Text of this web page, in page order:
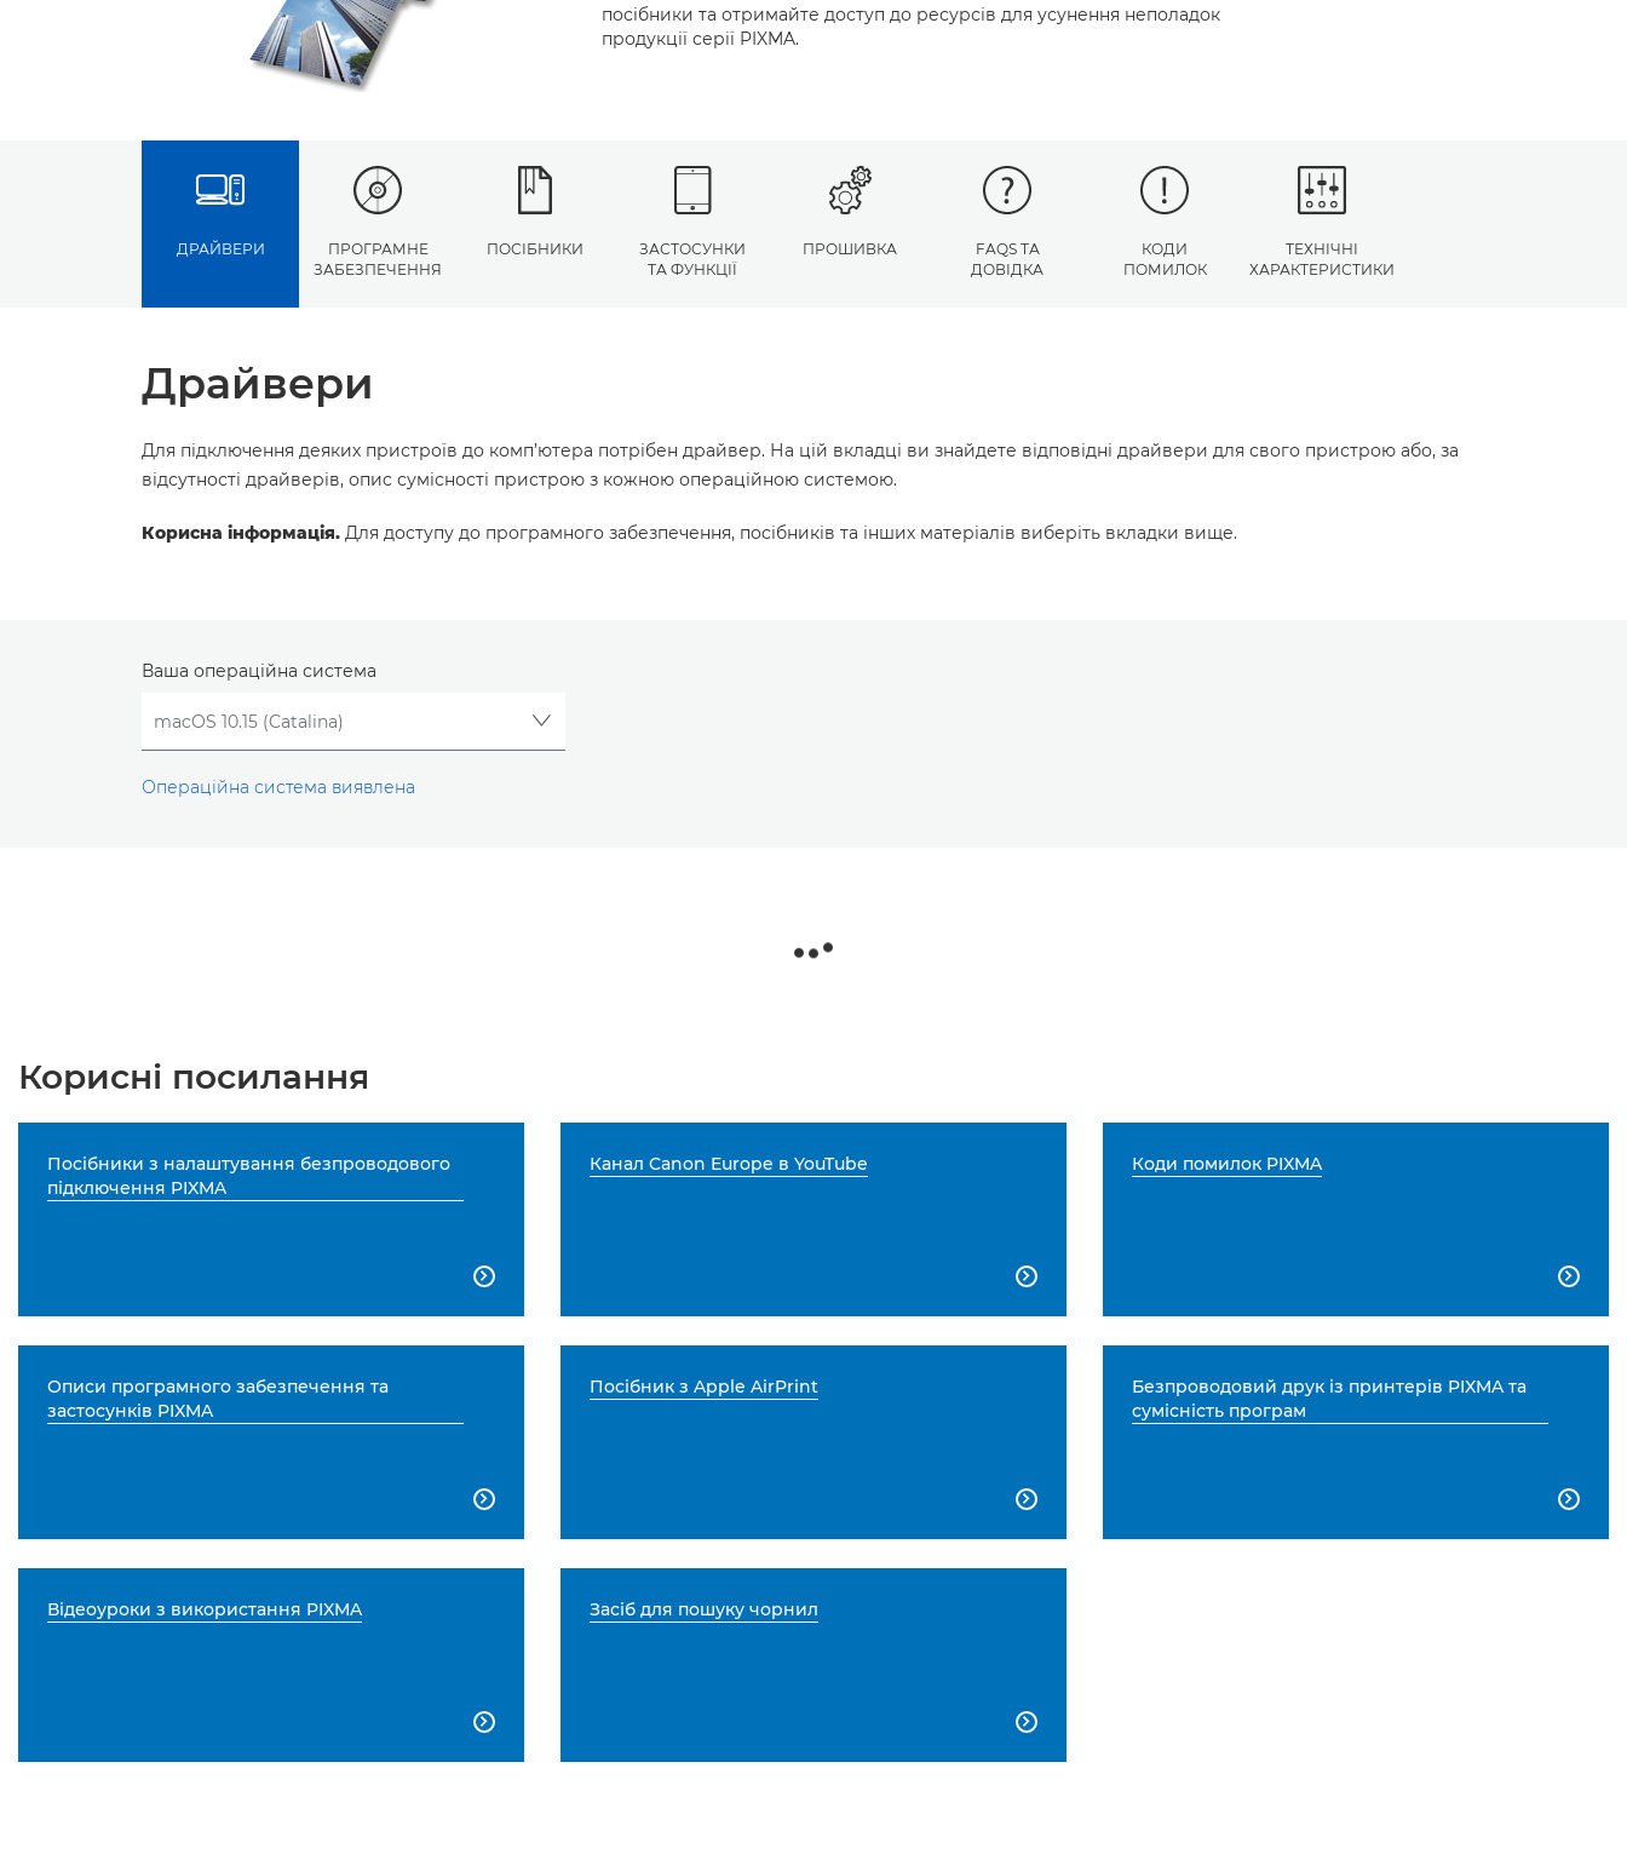
посібники та отримайте доступ до ресурсів для усунення неполадок
продукції серії PIXMA.
ДРАЙВЕРИ
ПРОГРАМНЕ
ЗАБЕЗПЕЧЕННЯ
ПОСІБНИКИ
ЗАСТОСУНКИ
ТА ФУНКЦІЇ
ПРОШИВКА
FAQS ТА
ДОВІДКА
КОДИ
ПОМИЛОК
ТЕХНІЧНІ
ХАРАКТЕРИСТИКИ
Драйвери
Для підключення деяких пристроїв до комп’ютера потрібен драйвер. На цій вкладці ви знайдете відповідні драйвери для свого пристрою або, за
відсутності драйверів, опис сумісності пристрою з кожною операційною системою.
Корисна інформація. Для доступу до програмного забезпечення, посібників та інших матеріалів виберіть вкладки вище.
Ваша операційна система
Операційна система виявлена
Корисні посилання
Посібники з налаштування безпроводового
підключення PIXMA

Канал Canon Europe в YouTube

Коди помилок PIXMA

Описи програмного забезпечення та
застосунків PIXMA

Посібник з Apple AirPrint

Безпроводовий друк із принтерів PIXMA та
сумісність програм

Відеоуроки з використання PIXMA

Засіб для пошуку чорнил
